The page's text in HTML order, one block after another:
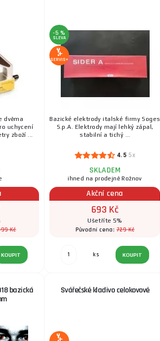
dvěma
uchycení
zboží ...
Kč
KOUPIT
-5 %
SLEVA
SERVIS+
Bazické elektrody italské firmy Soges
S.p.A. Elektrody mají lehký zápal,
stabilní a tichý ...
4.5 5x
SKLADEM
ihned na prodejně Rožnov
Akční cena
693 Kč
Ušetříte 5%
Původní cena:729 Kč
ks KOUPIT
bazická
Svářečské kladivo celokovové